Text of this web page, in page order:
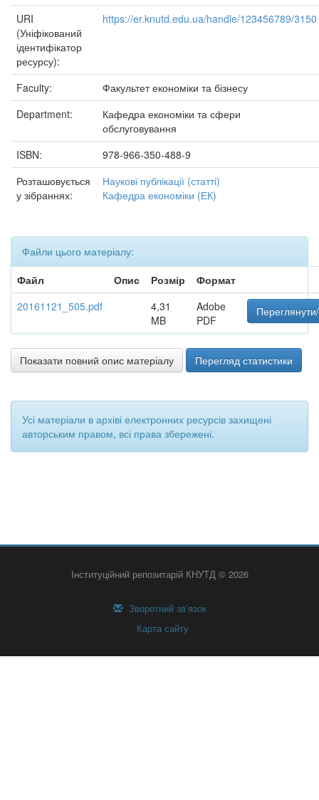
URI
(Уніфікований
ідентифікатор
ресурсу):
https://er.knutd.edu.ua/handle/123456789/3150
Faculty:
Факультет економіки та бізнесу
Department:
Кафедра економіки та сфери
обслуговування
ISBN:
978-966-350-488-9
Розташовується
у зібраннях:
Наукові публікації (статті)
Кафедра економіки (ЕК)
Файли цього матеріалу:
Файл
Опис Розмір
Формат
20161121_505.pdf
4,31
MB
Adobe
PDF
Показати повний опис матеріалу Перегляд статистики
Усі матеріали в архіві електронних ресурсів захищені
авторським правом, всі права збережені.
Інституційний репозитарій КНУТД © 2026
Зворотний зв’язок
Карта сайту